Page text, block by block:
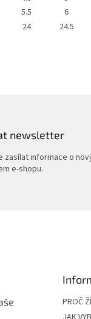
5.5
6
24 24.5
newsletter
zasílat informace o
e-shopu.
PROČ